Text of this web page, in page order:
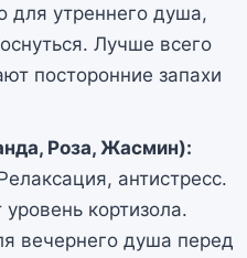
для утреннего душа,
Лучше всего
посторонние запахи
Роза, Жасмин):
антистресс.
кортизола.
вечернего душа перед